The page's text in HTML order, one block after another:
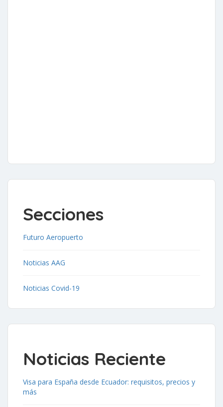
Secciones
Futuro Aeropuerto
Noticias AAG
Noticias Covid-19
Noticias Reciente
Visa para España desde Ecuador: requisitos, precios y
más